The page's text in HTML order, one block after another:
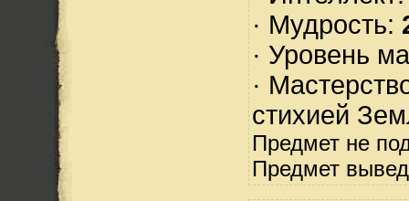
· Мудрость:
· Уровень
·
стихией
Предмет не
Предмет